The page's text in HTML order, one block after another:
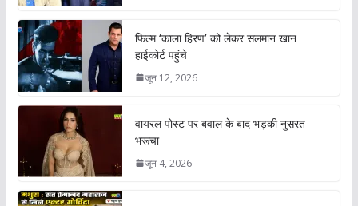
फिल्म ‘काला हिरण’ को लेकर सलमान खान
हाईकोर्ट पहुंचे
जून 12, 2026
वायरल पोस्ट पर बवाल के बाद भड़की नुसरत
भरूचा
जून 4, 2026